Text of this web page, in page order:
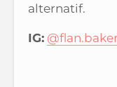
alternatif.
IG: